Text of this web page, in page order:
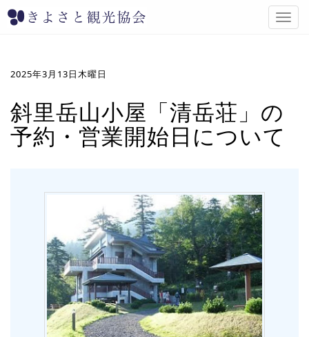
T
o
2025年3月13日木曜日
斜里岳山小屋「清岳荘」の
予約・営業開始日について